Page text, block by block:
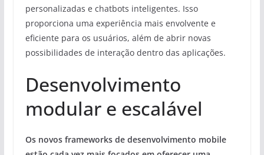
personalizadas e chatbots inteligentes. Isso
proporciona uma experiência mais envolvente e
eficiente para os usuários, além de abrir novas
possibilidades de interação dentro das aplicações.
Desenvolvimento
modular e escalável
Os novos frameworks de desenvolvimento mobile